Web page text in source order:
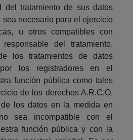
del tratamiento de sus datos
sea necesario para el ejercicio
u otros compatibles con
del tratamiento.
los tratamientos de datos
los registradores en el
función pública como tales
de los derechos A.R.C.O.
los datos en la medida en
sea incompatible con el
función pública y con la